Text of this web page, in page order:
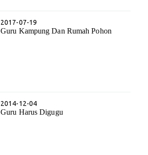
2017-07-19
Guru Kampung Dan Rumah Pohon
2014-12-04
Guru Harus Digugu